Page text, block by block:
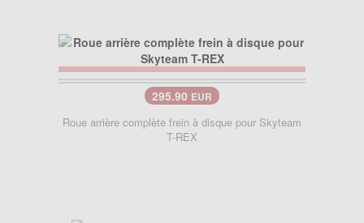
295.90 EUR
Roue arrière complète frein à disque pour Skyteam
T-REX